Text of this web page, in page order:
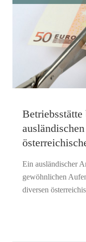
Ein ausländischer
gewöhnlichen
diversen